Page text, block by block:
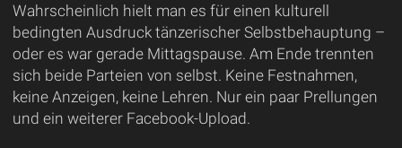
Wahrscheinlich hielt man es für einen kulturell
bedingten Ausdruck tänzerischer Selbstbehauptung –
oder es war gerade Mittagspause. Am Ende trennten
sich beide Parteien von selbst. Keine Festnahmen,
keine Anzeigen, keine Lehren. Nur ein paar Prellungen
und ein weiterer Facebook-Upload.